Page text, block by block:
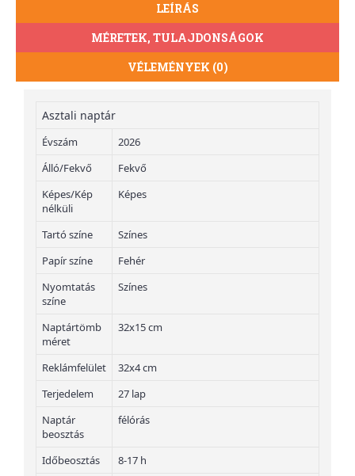
LEÍRÁS
MÉRETEK, TULAJDONSÁGOK
VÉLEMÉNYEK (0)
Asztali naptár
Évszám
2026
Álló/Fekvő
Fekvő
Képes/Kép
nélküli
Képes
Tartó színe
Színes
Papír színe
Fehér
Nyomtatás
színe
Színes
Naptártömb
méret
32x15 cm
Reklámfelület
32x4 cm
Terjedelem
27 lap
Naptár
beosztás
félórás
Időbeosztás
8-17 h